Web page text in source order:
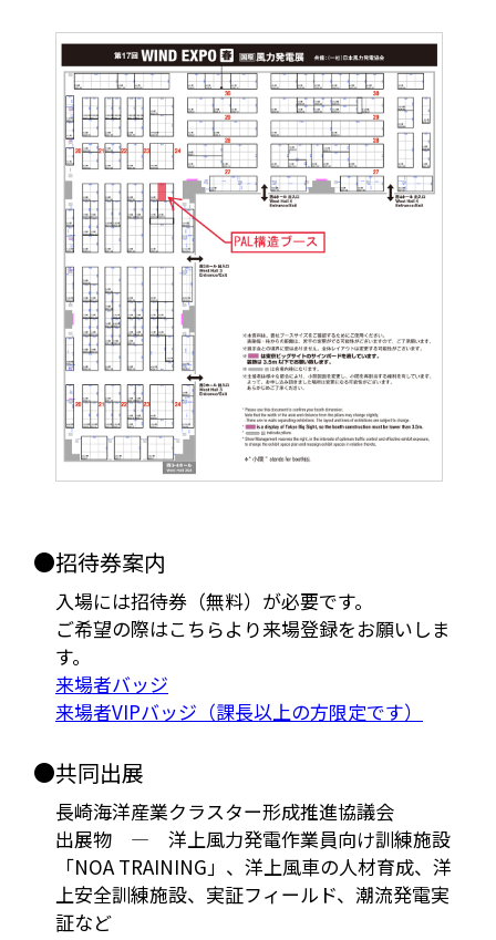
●招待券案内
入場には招待券（無料）が必要です。
ご希望の際はこちらより来場登録をお願いしま
す。
来場者バッジ
来場者VIPバッジ（課長以上の方限定です）
●共同出展
長崎海洋産業クラスター形成推進協議会
出展物 ― 洋上風力発電作業員向け訓練施設
「NOA TRAINING」、洋上風車の人材育成、洋
上安全訓練施設、実証フィールド、潮流発電実
証など